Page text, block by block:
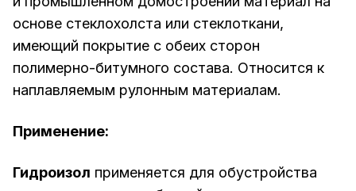
основе стеклохолста или стеклоткани,
имеющий покрытие с обеих сторон
полимерно-битумного состава. Относится к
наплавляемым рулонным материалам.
Применение:
Гидроизол применяется для обустройства